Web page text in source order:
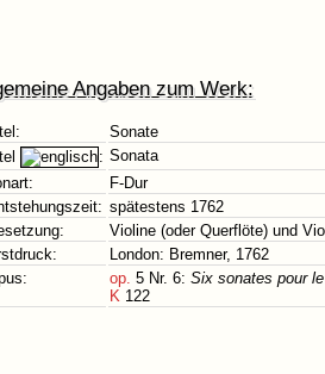
Angaben zum Werk:
Sonate
: Sonata
F-Dur
spätestens 1762
Violine (oder Querflöte) und
London: Bremner, 1762
op. 5 Nr. 6: Six sonates pour
K 122